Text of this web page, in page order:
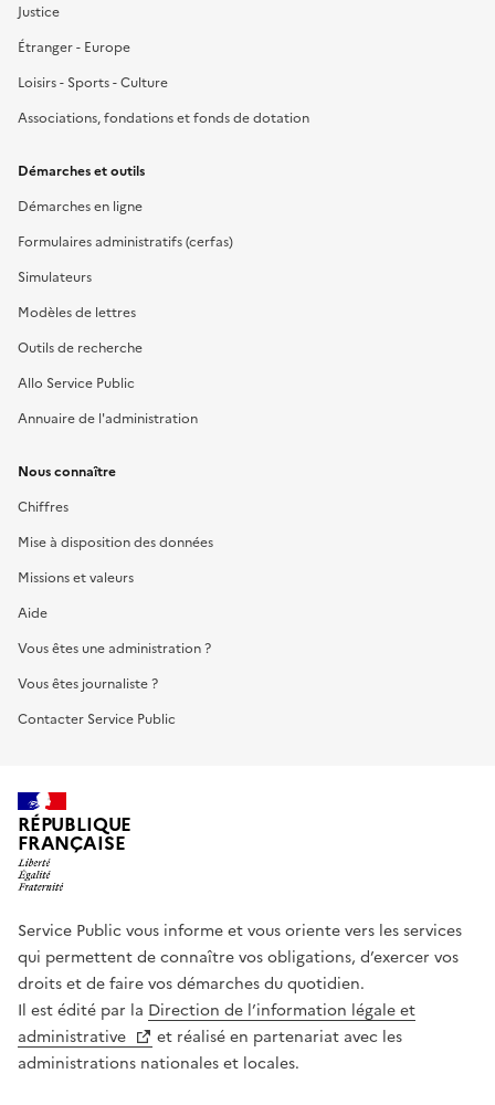
Justice
Étranger - Europe
Loisirs - Sports - Culture
Associations, fondations et fonds de dotation
Démarches et outils
Démarches en ligne
Formulaires administratifs (cerfas)
Simulateurs
Modèles de lettres
Outils de recherche
Allo Service Public
Annuaire de l'administration
Nous connaître
Chiffres
Mise à disposition des données
Missions et valeurs
Aide
Vous êtes une administration ?
Vous êtes journaliste ?
Contacter Service Public
RÉPUBLIQUE
FRANÇAISE
Service Public vous informe et vous oriente vers les services
qui permettent de connaître vos obligations, d’exercer vos
droits et de faire vos démarches du quotidien.
Il est édité par la Direction de l’information légale et
administrative
et réalisé en partenariat avec les
administrations nationales et locales.